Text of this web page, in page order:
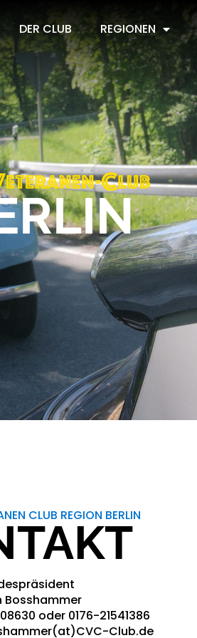
DER CLUB REGIONEN
CLUB REGION BERLIN
Bosshammer
oder 0176-21541386
Club.de